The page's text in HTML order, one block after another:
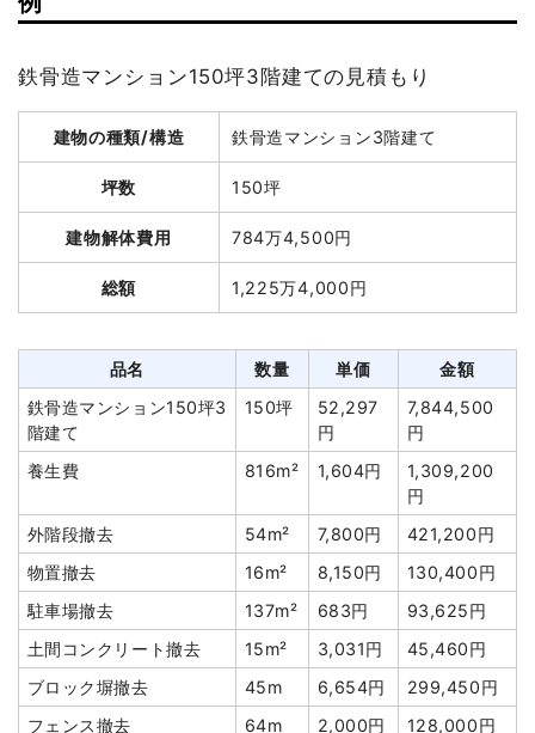
数量
木造住宅30坪2階建て
30坪 84,813円
2,544,400円
室内残置物撤去
5台 93,000円
465,000円
物置撤去
1式
6m² 10,000円
2,916円
小計
5,036,364円
消費税
503,636円
合計金額
5,540,000円
建物解体費用 98万6,040円
総額 291万5,000円
品名
軽量鉄骨造住宅37坪2階
37坪
26,650
円
986,040円
221m² 1,000円
221,000円
アスベスト撤去
1式
455,000円
外構撤去
100,000円
植木・植栽撤去
1式
60,000円
諸経費
615,400円
値引き
9,440円
小計
2,650,000
円
消費税
265,000円
合計金額
2,915,000
円
鉄骨造マンション150坪3階建ての見積もり
建物の種類/構造 鉄骨造マンション3階建て
坪数 150坪
建物解体費用 784万4,500円
総額 1,225万4,000円
品名 数量 単価
金額
鉄骨造マンション150坪3
階建て
150坪
52,297
円
7,844,500
円
養生費
816m² 1,604円
1,309,200
円
外階段撤去
54m² 7,800円
421,200円
物置撤去
16m² 8,150円
130,400円
駐車場撤去
137m² 683円
93,625円
土間コンクリート撤去
15m² 3,031円
45,460円
ブロック塀撤去
45m 6,654円
299,450円
フェンス撤去
64m 2,000円
128,000円